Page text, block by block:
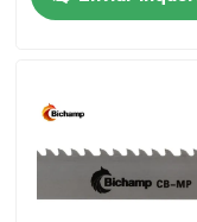
Excursão da
Controle da